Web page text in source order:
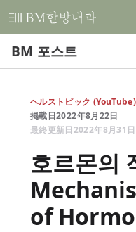
비
한
과
한
원
BM 포스트
인기 주제
HFダイエット (健
臨床研究
内科診療ケース
患者様の声
ヘルストピック (YouTube)
掲載日2022年8月22日
最終更新日2022年8月31 日
호르몬의
of